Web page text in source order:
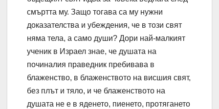
смъртта му. Защо тогава са му нужни
доказателства и убеждения, че в този свят
няма тела, а само души? Дори най-малкият
ученик в Израел знае, че душата на
починалия праведник пребивава в
блаженство, в блаженството на висшия свят,
без плът и тяло, и че блаженството на
душата не е в яденето, пиенето, протягането